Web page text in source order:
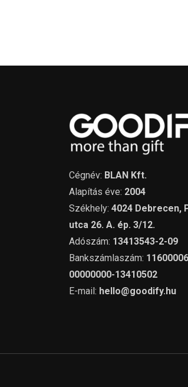
Cégnév: BLAN Kft.
Alapítás éve: 2004
Székhely: 4024 Debrecen,
utca 26. A. ép. 3/12.
Adószám: 13413543-2-09
Bankszámlaszám:
00000000-13410502
E-mail: hello@goodify.hu